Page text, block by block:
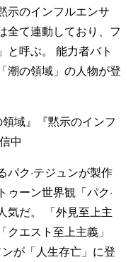
示のインフルエンサ
全て連動しており、フ
と呼ぶ。 能力者バト
潮の領域」の人物が登
域』『黙示のインフ
中
パク·テジュンが製作
ゥーン世界観「パク·
気だ。 「外見至上主
エスト至上主義」
が「人生存亡」に登